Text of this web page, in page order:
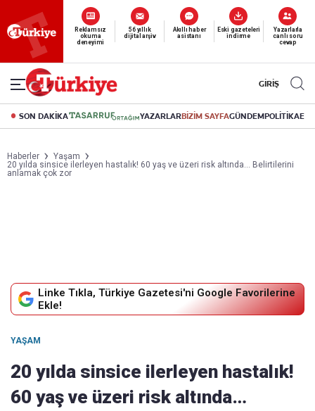
Yeni nesil dijital
abonelik 19 TL’den başlayan fiyatlarla.
GİRİŞ
SON DAKİKA YAZARLARBİZİM SAYFAGÜNDEMPOLİTİKA
Haberler
Yaşam
20 yılda sinsice ilerleyen hastalık! 60 yaş ve üzeri risk altında… Belirtilerini
anlamak çok zor
Linke Tıkla, Türkiye Gazetesi'ni Google Favorilerine
Ekle!
YAŞAM
20 yılda sinsice ilerleyen hastalık!
60 yaş ve üzeri risk altında…